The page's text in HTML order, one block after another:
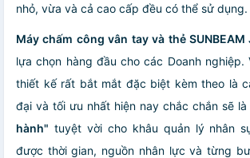
nhỏ, vừa và cả cao cấp đều có thể sử dụng.
Máy chấm công vân tay và thẻ SUNBEAM
lựa chọn hàng đầu cho các Doanh nghiệp.
thiết kế rất bắt mắt đặc biệt kèm theo là
đại và tối ưu nhất hiện nay chắc chắn sẽ
hành" tuyệt vời cho khâu quản lý nhân
được thời gian, nguồn nhân lực và từng